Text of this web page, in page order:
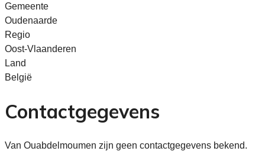
Gemeente
Oudenaarde
Regio
Oost-Vlaanderen
Land
België
Contactgegevens
Van Ouabdelmoumen zijn geen contactgegevens bekend.